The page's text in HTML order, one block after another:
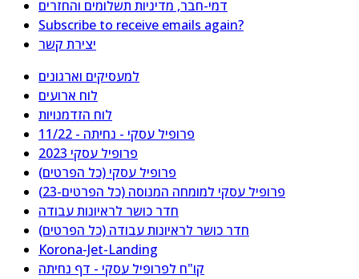
דמי-חבר, מדיניות תשלומים והחזרים
Subscribe to receive emails again?
יצירת קשר
למעסיקים וארגונים
לוח ארועים
לוח הזדמנויות
פרופיל עסקי - נחיתה - 11/22
פרופיל עסקי 2023
פרופיל עסקי (כל הפרטים)
פרופיל עסקי למומחה המנוסה (כל הפרטים-23)
חדר כושר לראיונות עבודה
חדר כושר לראיונות עבודה (כל הפרטים)
Korona-Jet-Landing
קו"ח לפרופיל עסקי - דף נחיתה